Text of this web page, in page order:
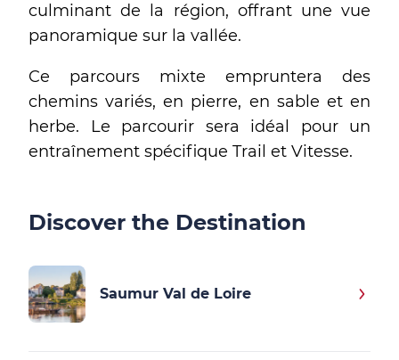
culminant de la région, offrant une vue
panoramique sur la vallée.
Ce parcours mixte empruntera des
chemins variés, en pierre, en sable et en
herbe. Le parcourir sera idéal pour un
entraînement spécifique Trail et Vitesse.
Discover the Destination
Saumur Val de Loire